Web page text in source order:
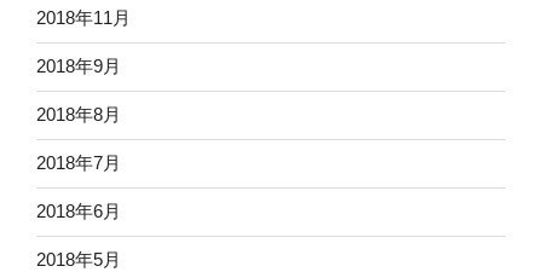
2018年11月
2018年9月
2018年8月
2018年7月
2018年6月
2018年5月